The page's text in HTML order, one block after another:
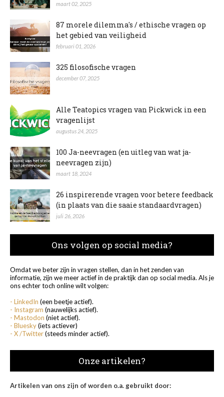
maart 02, 2025
87 morele dilemma's / ethische vragen op
het gebied van veiligheid
februari 01, 2026
325 filosofische vragen
december 07, 2025
Alle Teatopics vragen van Pickwick in een
vragenlijst
augustus 24, 2025
100 Ja-neevragen (en uitleg van wat ja-
neevragen zijn)
maart 18, 2024
26 inspirerende vragen voor betere feedback
(in plaats van die saaie standaardvragen)
juli 26, 2026
Ons volgen op social media?
Omdat we beter zijn in vragen stellen, dan in het zenden van
informatie, zijn we meer actief in de praktijk dan op social media. Als je
ons echter toch online wilt volgen:
- LinkedIn (een beetje actief).
- Instagram (nauwelijks actief).
- Mastodon (niet actief).
- Bluesky(iets actiever)
- X /Twitter(steeds minder actief).
Onze artikelen?
Artikelen van ons zijn of worden o.a. gebruikt door: